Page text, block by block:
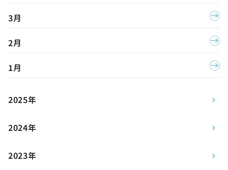
3月
2月
1月
2025年
2024年
2023年